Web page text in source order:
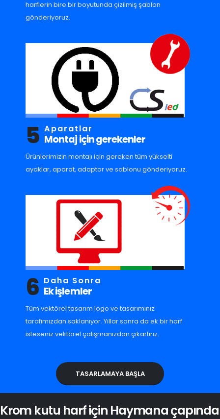
harflerin bire bir boyutunda çizilmiş şablon
gönderiyoruz.
5 Aparatlar
Montaj için gerekenler
Ürünlerimizin montajı için gereken tüm yükselti
ayaklar, aparat, adaptor ve sablonu gönderiyoruz.
6 Daha Sonra
Ek işlemler
Tüm vektörel tasarım logo ve tasarımınız
tarafımızdan saklanıyor. Yıllar sonra da ek bir harf
isteseniz vektörel çalışmanızdan çıkartırız.
TASARLAMAYA BAŞLA
Krom kutu harf için Haymana çapında